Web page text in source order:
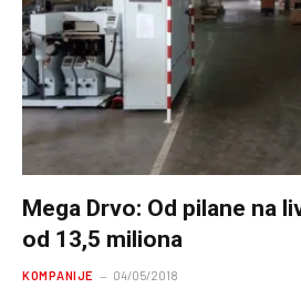
Mega Drvo: Od pilane na
od 13,5 miliona
KOMPANIJE 04/05/2018